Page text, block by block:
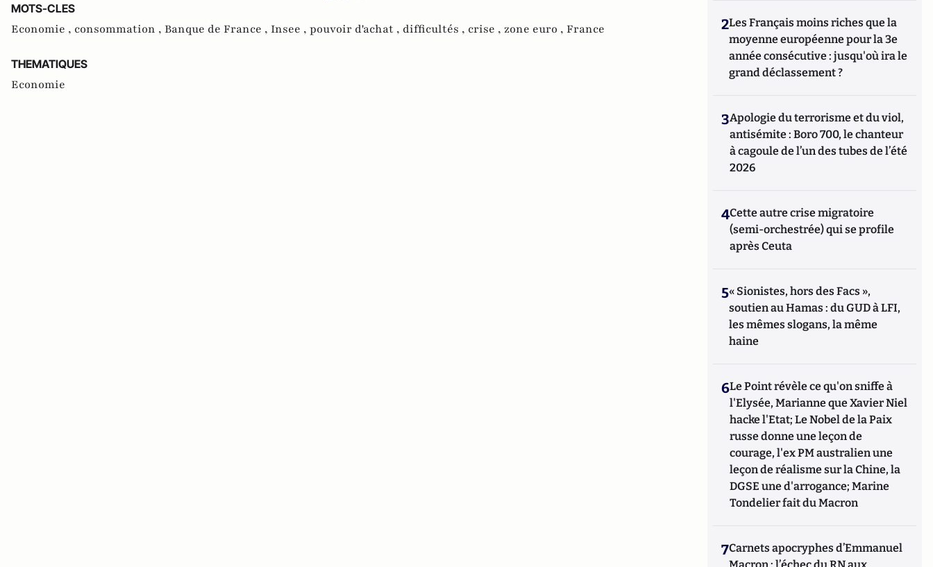
MOTS-CLES
Economie , consommation , Banque de France , Insee , pouvoir d'achat , difficultés , crise , zone euro , France
THEMATIQUES
Economie
2Les Français moins riches que la
moyenne européenne pour la 3e
année consécutive : jusqu'où ira le
grand déclassement ?
3Apologie du terrorisme et du viol,
antisémite : Boro 700, le chanteur
à cagoule de l’un des tubes de l’été
2026
4Cette autre crise migratoire
(semi-orchestrée) qui se profile
après Ceuta
5« Sionistes, hors des Facs »,
soutien au Hamas : du GUD à LFI,
les mêmes slogans, la même
haine
6Le Point révèle ce qu'on sniffe à
l'Elysée, Marianne que Xavier Niel
hacke l'Etat; Le Nobel de la Paix
russe donne une leçon de
courage, l'ex PM australien une
leçon de réalisme sur la Chine, la
DGSE une d'arrogance; Marine
Tondelier fait du Macron
7Carnets apocryphes d’Emmanuel